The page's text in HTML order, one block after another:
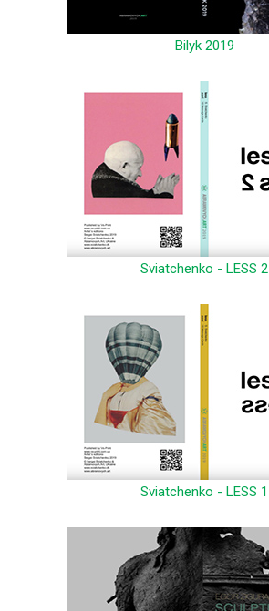
Bilyk 2019
Sviatchenko - LESS 2
Sviatchenko - LESS 1